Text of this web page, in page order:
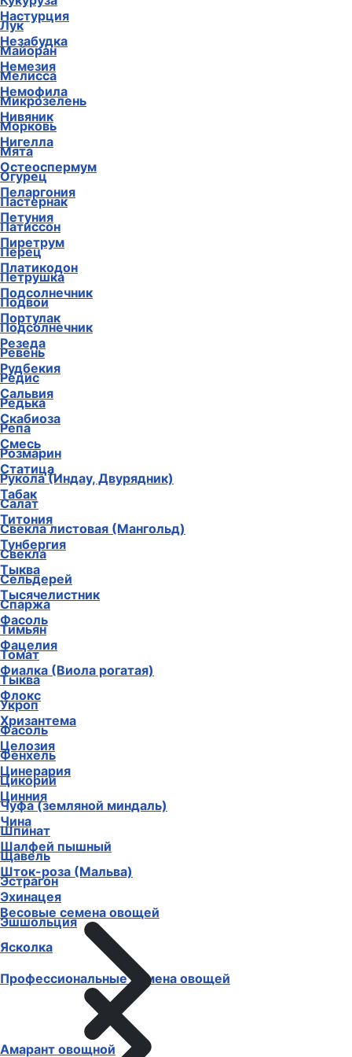
Настурция
Незабудка
Немезия
Немофила
Нивяник
Нигелла
Остеоспермум
Пеларгония
Петуния
Пиретрум
Платикодон
Подсолнечник
Портулак
Резеда
Рудбекия
Сальвия
Скабиоза
Смесь
Статица
Табак
Титония
Тунбергия
Тыква
Тысячелистник
Фасоль
Фацелия
Фиалка (Виола рогатая)
Флокс
Хризантема
Целозия
Цинерария
Цинния
Чина
Шалфей пышный
Шток-роза (Мальва)
Эхинацея
Эшшольция
Ясколка
Профессиональные семена овощей
Лук
Майоран
Мелисса
Микрозелень
Морковь
Мята
Огурец
Пастернак
Патиссон
Перец
Петрушка
Подвои
Подсолнечник
Ревень
Редис
Редька
Репа
Розмарин
Рукола (Индау, Двурядник)
Салат
Свекла листовая (Мангольд)
Свекла
Сельдерей
Спаржа
Тимьян
Томат
Тыква
Укроп
Фасоль
Фенхель
Цикорий
Чуфа (земляной миндаль)
Шпинат
Щавель
Эстрагон
Весовые семена овощей
Амарант овощной